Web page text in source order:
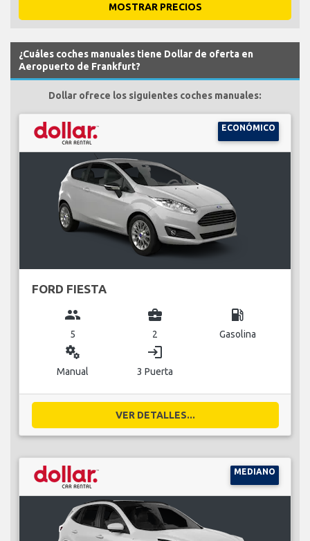
MOSTRAR PRECIOS
¿Cuáles coches manuales tiene Dollar de oferta en
Aeropuerto de Frankfurt?
Dollar ofrece los siguientes coches manuales:
ECONÓMICO
FORD FIESTA
group
5
business_center
2
local_gas_station
Gasolina
miscellaneous_services
Manual
login
3 Puerta
VER DETALLES...
MEDIANO